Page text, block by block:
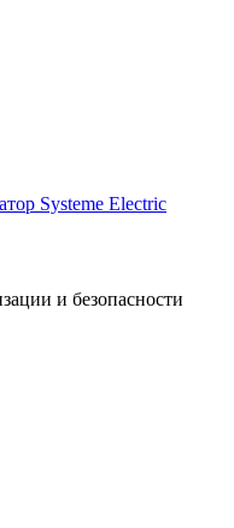
и безопасности